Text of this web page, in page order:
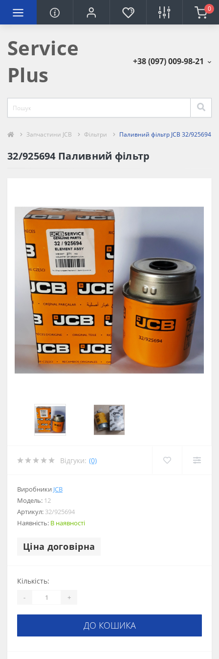
0
Service
Plus
+38 (097) 009-98-21
Запчастини JCB Фільтри Паливний фільтр JCB 32/925694
32/925694 Паливний фільтр
Відгуки: (0)
Виробники JCB
Модель: 12
Артикул: 32/925694
Наявність: В наявності
Ціна договірна
Кількість:
- +
ДО КОШИКА